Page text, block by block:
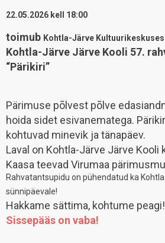
22.05.2026 kell 18:00
toimub Kohtla-Järve Kultuurikeskuses
Kohtla-Järve Järve Kooli 57.
“Pärikiri”
Pärimuse põlvest põlve
hoida sidet esivanematega.
kohtuvad minevik ja tänapäev.
Laval on Kohtla-Järve Järve Kooli
Kaasa teevad Virumaa
Rahvatantsupidu on pühendatud ka
sünnipäevale!
Hakkame sättima, kohtume peagi!
Sissepääs on vaba!